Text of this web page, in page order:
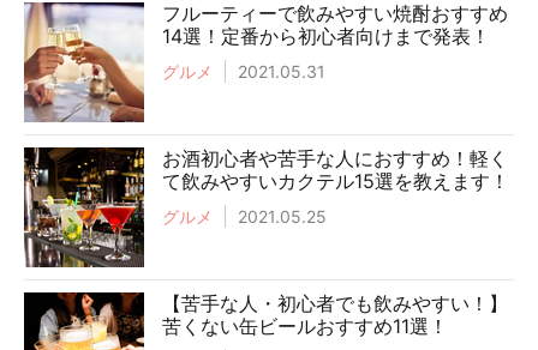
フルーティーで飲みやすい焼酎おすすめ
14選！定番から初心者向けまで発表！
グルメ 2021.05.31
お酒初心者や苦手な人におすすめ！軽く
て飲みやすいカクテル15選を教えます！
グルメ 2021.05.25
【苦手な人・初心者でも飲みやすい！】
苦くない缶ビールおすすめ11選！